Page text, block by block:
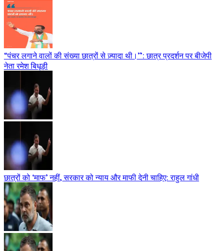
“पंचर लगाने वालों की संख्या छात्रों से ज़्यादा थी।”: छात्र प्रदर्शन पर बीजेपी
नेता रमेश बिधूड़ी
छात्रों को ‘माफ’ नहीं, सरकार को न्याय और माफी देनी चाहिए: राहुल गांधी